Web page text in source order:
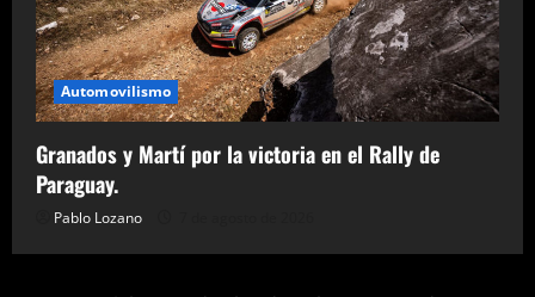
Automovilismo
Granados y Martí por la victoria en el Rally de
Paraguay.
Pablo Lozano